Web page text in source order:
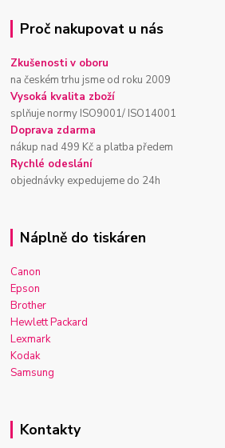
Proč nakupovat u nás
Zkušenosti v oboru
na českém trhu jsme od roku 2009
Vysoká kvalita zboží
splňuje normy ISO9001/ ISO14001
Doprava zdarma
nákup nad 499 Kč a platba předem
Rychlé odeslání
objednávky expedujeme do 24h
Náplně do tiskáren
Canon
Epson
Brother
Hewlett Packard
Lexmark
Kodak
Samsung
Kontakty